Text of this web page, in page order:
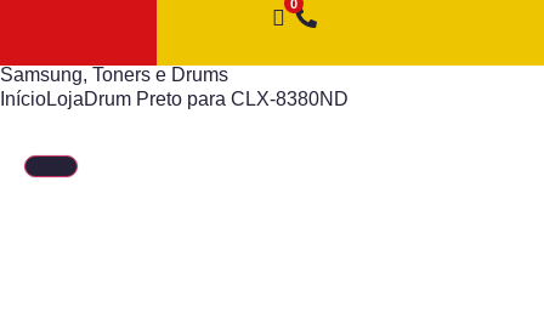
Samsung, Toners e Drums
InícioLojaDrum Preto para CLX-8380ND